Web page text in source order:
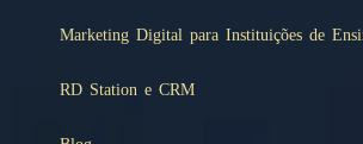
Marketing Digital para Instituições de
RD Station e CRM